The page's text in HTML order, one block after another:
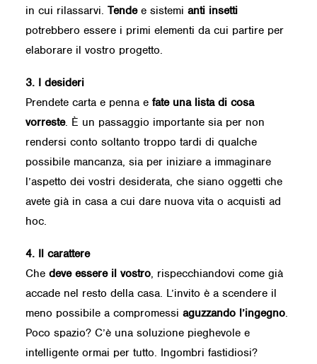
in cui rilassarvi. Tendee sistemi anti insetti
potrebbero essere i primi elementi da cui partire per
elaborare il vostro progetto.
3. I desideri
Prendete carta e penna e fate una lista di cosa
vorreste. È un passaggio importante sia per non
rendersi conto soltanto troppo tardi di qualche
possibile mancanza, sia per iniziare a immaginare
l’aspetto dei vostri desiderata, che siano oggetti che
avete già in casa a cui dare nuova vita o acquisti ad
hoc.
4. Il carattere
Che deve essere il vostro, rispecchiandovi come già
accade nel resto della casa. L’invito è a scendere il
meno possibile a compromessi aguzzando l’ingegno.
Poco spazio? C’è una soluzione pieghevole e
intelligente ormai per tutto. Ingombri fastidiosi?